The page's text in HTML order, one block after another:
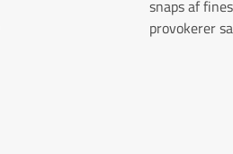
snaps af
provokerer